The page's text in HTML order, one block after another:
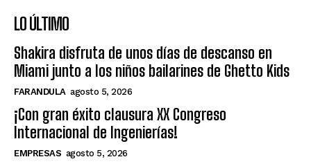
LO ÚLTIMO
Shakira disfruta de unos días de descanso en
Miami junto a los niños bailarines de Ghetto Kids
FARANDULA agosto 5, 2026
¡Con gran éxito clausura XX Congreso
Internacional de Ingenierías!
EMPRESAS agosto 5, 2026